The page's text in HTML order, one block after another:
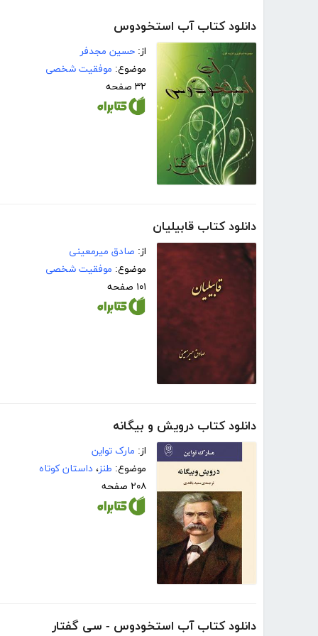
دانلود کتاب آب استخودوس
از: حسین مجدفر
موضوع: موفقیت شخصی
۳۲ صفحه
دانلود کتاب قابیلیان
از: صادق میرمعینی
موضوع: موفقیت شخصی
۱۰۱ صفحه
دانلود کتاب درویش و بیگانه
از: مارک تواین
موضوع: طنز، داستان کوتاه
۲۰۸ صفحه
دانلود کتاب آب استخودوس - سی گفتار